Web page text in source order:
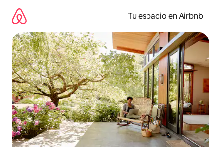
contenido
Tu espacio en Airbnb